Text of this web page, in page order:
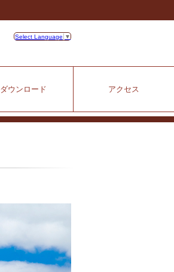
Select Language ▼
ダウンロード アクセス